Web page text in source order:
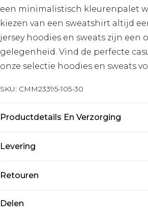
een minimalistisch kleurenpalet
kiezen van een sweatshirt altijd
jersey hoodies en sweats zijn
gelegenheid. Vind de perfecte
onze selectie hoodies en sweats
SKU: CMM23395-105-30
Productdetails En Verzorging
Levering
Standaardlevering Nederland
Expressdienst Nederland
Retouren
Delen